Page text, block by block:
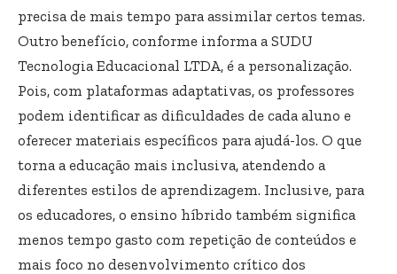
precisa de mais tempo para assimilar certos temas.
Outro benefício, conforme informa a SUDU
Tecnologia Educacional LTDA, é a personalização.
Pois, com plataformas adaptativas, os professores
podem identificar as dificuldades de cada aluno e
oferecer materiais específicos para ajudá-los. O que
torna a educação mais inclusiva, atendendo a
diferentes estilos de aprendizagem. Inclusive, para
os educadores, o ensino híbrido também significa
menos tempo gasto com repetição de conteúdos e
mais foco no desenvolvimento crítico dos